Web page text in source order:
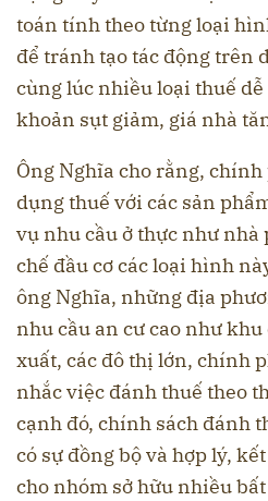
toán tính theo từng loại
để tránh tạo tác động trên
cùng lúc nhiều loại thuế
khoản sụt giảm, giá nhà
Ông Nghĩa cho rằng,
dụng thuế với các sản
vụ nhu cầu ở thực như nhà
chế đầu cơ các loại hình
ông Nghĩa, những địa
nhu cầu an cư cao như
xuất, các đô thị lớn, chính
nhắc việc đánh thuế theo
cạnh đó, chính sách đánh
có sự đồng bộ và hợp lý,
cho nhóm sở hữu nhiều